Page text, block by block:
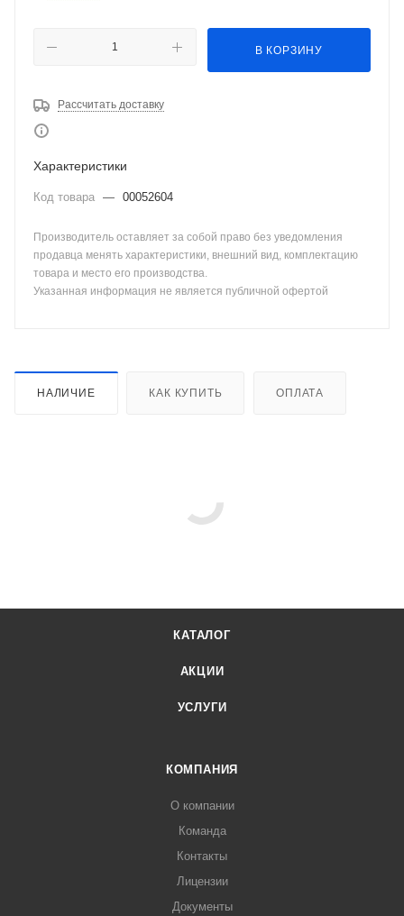
В КОРЗИНУ
Рассчитать доставку
Характеристики
Код товара — 00052604
Производитель оставляет за собой право без уведомления
продавца менять характеристики, внешний вид, комплектацию
товара и место его производства.
Указанная информация не является публичной офертой
НАЛИЧИЕ КАК КУПИТЬ ОПЛАТА
КАТАЛОГ
АКЦИИ
УСЛУГИ
КОМПАНИЯ
О компании
Команда
Контакты
Лицензии
Документы